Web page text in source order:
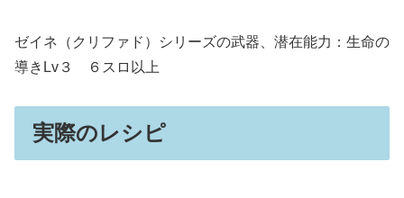
ゼイネ（クリファド）シリーズの武器、潜在能力：生命の
導きLv３ ６スロ以上
実際のレシピ